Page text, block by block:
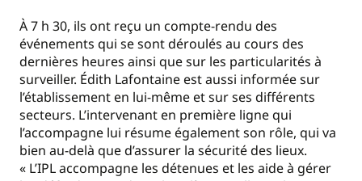
À 7 h 30, ils ont reçu un compte-rendu des
événements qui se sont déroulés au cours des
dernières heures ainsi que sur les particularités à
surveiller. Édith Lafontaine est aussi informée sur
l’établissement en lui-même et sur ses différents
secteurs. L’intervenant en première ligne qui
l’accompagne lui résume également son rôle, qui va
bien au-delà que d’assurer la sécurité des lieux.
« L’IPL accompagne les détenues et les aide à gérer